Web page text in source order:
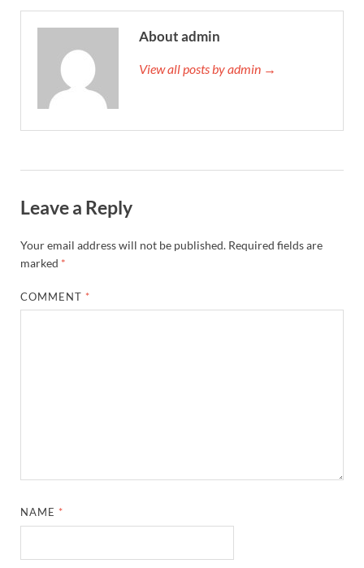
About admin
View all posts by admin →
Leave a Reply
Your email address will not be published. Required fields are
marked *
COMMENT *
NAME *